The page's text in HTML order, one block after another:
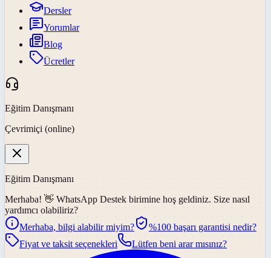
Dersler
Yorumlar
Blog
Ücretler
Eğitim Danışmanı
Çevrimiçi (online)
Eğitim Danışmanı
Merhaba! 👋 WhatsApp Destek birimine hoş geldiniz. Size nasıl
yardımcı olabiliriz?
Merhaba, bilgi alabilir miyim?
%100 başarı garantisi nedir?
Fiyat ve taksit seçenekleri
Lütfen beni arar mısınız?